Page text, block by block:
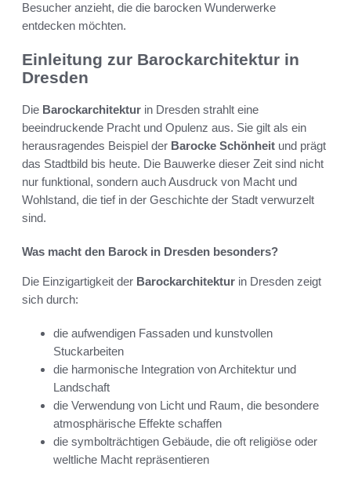
Besucher anzieht, die die barocken Wunderwerke
entdecken möchten.
Einleitung zur Barockarchitektur in
Dresden
Die Barockarchitektur in Dresden strahlt eine
beeindruckende Pracht und Opulenz aus. Sie gilt als ein
herausragendes Beispiel der Barocke Schönheit und prägt
das Stadtbild bis heute. Die Bauwerke dieser Zeit sind nicht
nur funktional, sondern auch Ausdruck von Macht und
Wohlstand, die tief in der Geschichte der Stadt verwurzelt
sind.
Was macht den Barock in Dresden besonders?
Die Einzigartigkeit der Barockarchitektur in Dresden zeigt
sich durch:
die aufwendigen Fassaden und kunstvollen
Stuckarbeiten
die harmonische Integration von Architektur und
Landschaft
die Verwendung von Licht und Raum, die besondere
atmosphärische Effekte schaffen
die symbolträchtigen Gebäude, die oft religiöse oder
weltliche Macht repräsentieren